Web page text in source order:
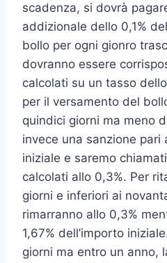
scadenza, si dovrà
addizionale dello 0,1%
bollo per ogni gionro
dovranno essere
calcolati su un tasso
per il versamento del
quindici giorni ma meno
invece una sanzione pari
iniziale e saremo
calcolati allo 0,3%. Per
giorni e inferiori ai
rimarranno allo 0,3%
1,67% dell’importo
giorni ma entro un anno,